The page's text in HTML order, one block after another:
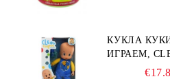
КУКЛА
ИГРАЕМ,